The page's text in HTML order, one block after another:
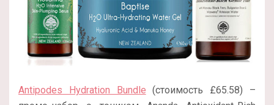
Antipodes Hydration Bundle (стоимость £65.58) –